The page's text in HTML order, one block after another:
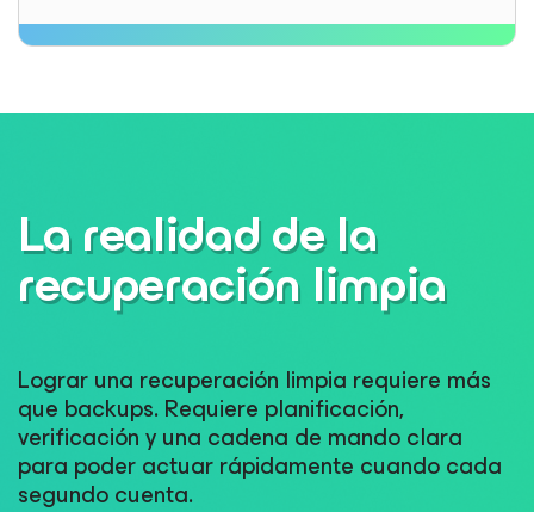
La realidad de la
recuperación limpia
Lograr una recuperación limpia requiere más
que backups. Requiere planificación,
verificación y una cadena de mando clara
para poder actuar rápidamente cuando cada
segundo cuenta.